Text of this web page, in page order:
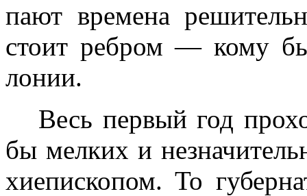
пают времена
стоит ребром — кому
лонии.
Весь первый год
бы мелких и
хиепископом. То